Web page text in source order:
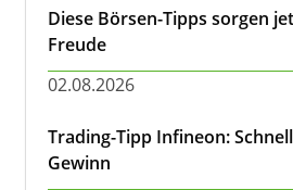
Diese Börsen-Tipps sorgen
Freude
02.08.2026
Trading-Tipp Infineon:
Gewinn